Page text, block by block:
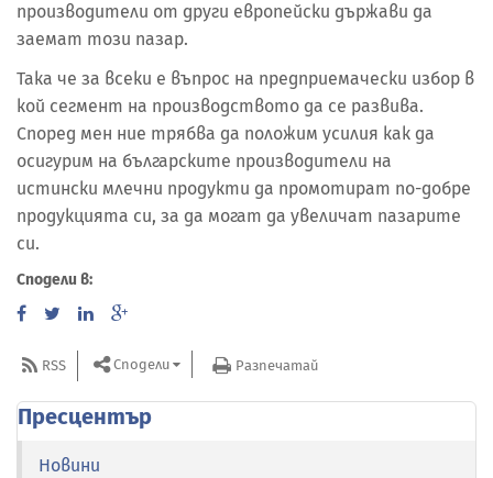
производители от други европейски държави да
заемат този пазар.
Така че за всеки е въпрос на предприемачески избор в
кой сегмент на производството да се развива.
Според мен ние трябва да положим усилия как да
осигурим на българските производители на
истински млечни продукти да промотират по-добре
продукцията си, за да могат да увеличат пазарите
си.
Сподели в:
RSS Сподели Разпечатай
Пресцентър
Новини